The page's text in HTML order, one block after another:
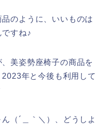
のように、いいものは
すね♪
美姿勢座椅子の商品を
年と今後も利用して
（´＿｀＼）、どうしよ